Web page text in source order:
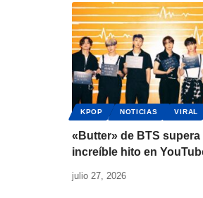
KPOP NOTICIAS VIRAL
«Butter» de BTS
increíble hito en
julio 27, 2026